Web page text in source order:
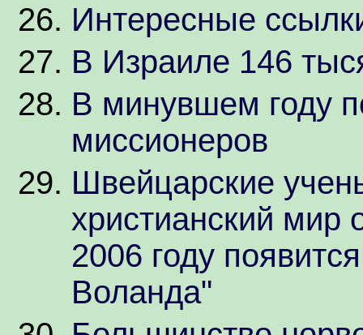
Интересные
В Израиле 146
В минувшем году
миссионеров
Швейцарские
христианский
2006 году
Воланда"